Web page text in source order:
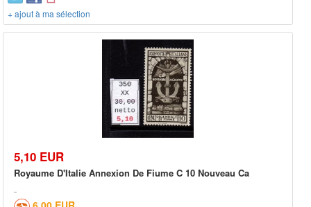
+ ajout à ma sélection
5,10 EUR
Royaume D'Italie Annexion De Fiume C 10 Nouveau Ca